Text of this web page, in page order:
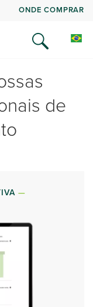
ONDE COMPRAR
de